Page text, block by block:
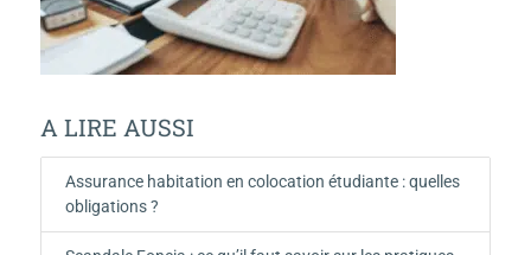
A LIRE AUSSI
Assurance habitation en colocation étudiante : quelles
obligations ?